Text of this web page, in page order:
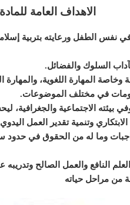
الاهداف العامة للمادة
نفس الطفل ورعايته بتربية
السلوك والفضائل.
وخاصة المهارة اللغوية، والمهارة
في مختلف الموضوعات.
بيئته الاجتماعية والجغرافية،
وتنمية تقدير العمل
وما له من الحقوق في
النافع والعمل الصالح
من مراحل حياته